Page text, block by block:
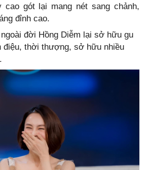
cao gót lại mang nét sang chảnh,
đỉnh cao.
đời Hồng Diễm lại sở hữu gu
điệu, thời thượng, sở hữu nhiều